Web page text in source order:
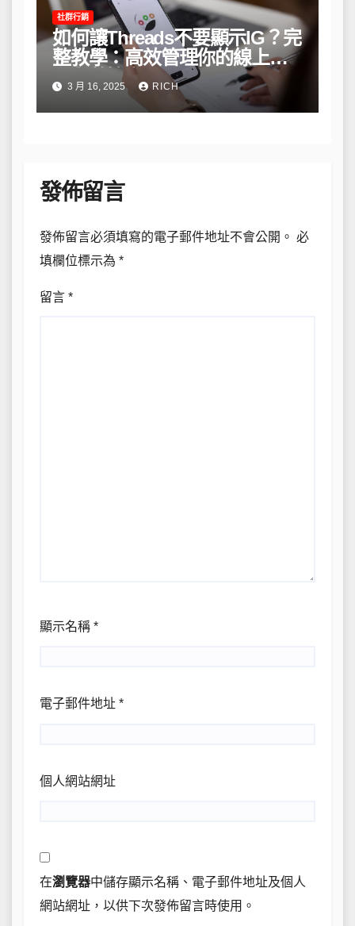
社群行銷
如何讓Threads不要顯示IG？完
整教學：高效管理你的線上隱
私與數據安全
3 月 16, 2025 RICH
發佈留言
發佈留言必須填寫的電子郵件地址不會公開。 必
填欄位標示為 *
留言 *
顯示名稱 *
電子郵件地址 *
個人網站網址
在瀏覽器中儲存顯示名稱、電子郵件地址及個人
網站網址，以供下次發佈留言時使用。